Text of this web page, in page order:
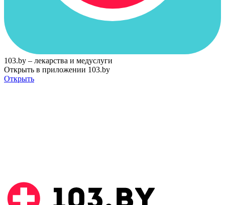
103.by – лекарства и медуслуги
Открыть в приложении 103.by
Открыть